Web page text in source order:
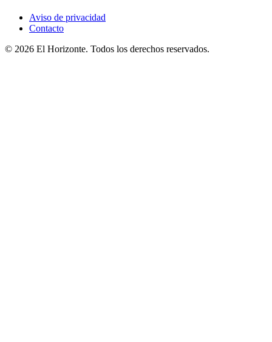
Aviso de privacidad
Contacto
© 2026 El Horizonte. Todos los derechos reservados.